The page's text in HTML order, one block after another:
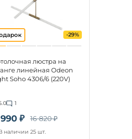
990 ₽ 16 820 ₽
-29%
люстра на
линейная Odeon
Soho 4306/6 (220V)
1
наличии 25 шт.